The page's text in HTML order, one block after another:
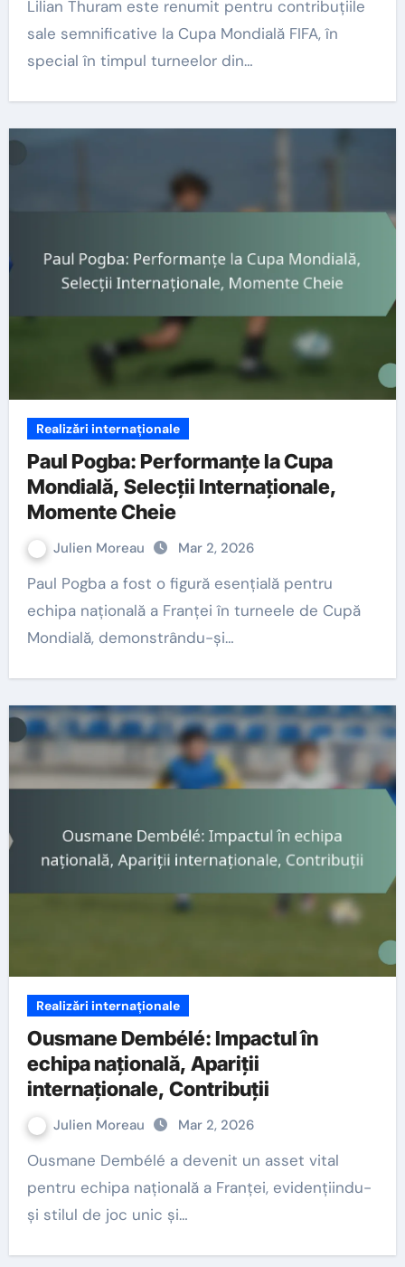
Lilian Thuram este renumit pentru contribuțiile
sale semnificative la Cupa Mondială FIFA, în
special în timpul turneelor din…
Realizări internaționale
Paul Pogba: Performanțe la Cupa
Mondială, Selecții Internaționale,
Momente Cheie
Julien Moreau Mar 2, 2026
Paul Pogba a fost o figură esențială pentru
echipa națională a Franței în turneele de Cupă
Mondială, demonstrându-și…
Realizări internaționale
Ousmane Dembélé: Impactul în
echipa națională, Apariții
internaționale, Contribuții
Julien Moreau Mar 2, 2026
Ousmane Dembélé a devenit un asset vital
pentru echipa națională a Franței, evidențiindu-
și stilul de joc unic și…